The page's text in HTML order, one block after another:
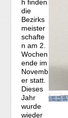
h finden
die
Bezirks
meister
schafte
n am 2.
Wochen
ende im
Novemb
er statt.
Dieses
Jahr
wurde
wieder